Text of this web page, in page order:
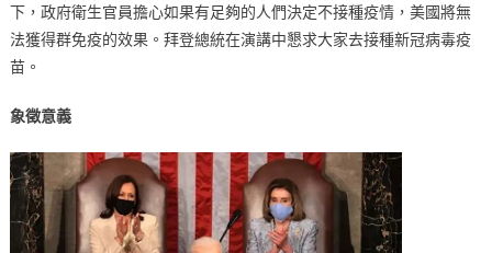
下，政府衛生官員擔心如果有足夠的人們決定不接種疫情，美國將無
法獲得群免疫的效果。拜登總統在演講中懇求大家去接種新冠病毒疫
苗。
象徵意義